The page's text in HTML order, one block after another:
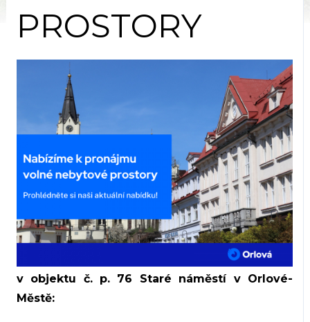
PROSTORY
v objektu č. p. 76 Staré náměstí v Orlové-
Městě: